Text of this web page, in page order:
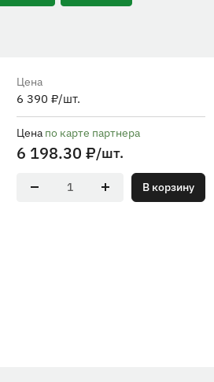
Цена
6 390 ₽/шт.
Цена по карте партнера
6 198.30 ₽/шт.
В корзину